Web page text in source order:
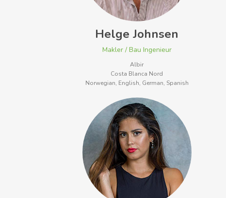
Helge Johnsen
Makler / Bau Ingenieur
Albir
Costa Blanca Nord
Norwegian, English, German, Spanish